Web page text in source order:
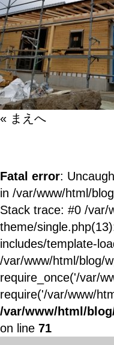
« まえへ
Fatal error:
in /var/www/html/
Stack trace: #0 /var/
theme/
includes/template-
/var/www/html/blog/
require_once('/var/
require('/var/www/
/var/www/html/
on line 71